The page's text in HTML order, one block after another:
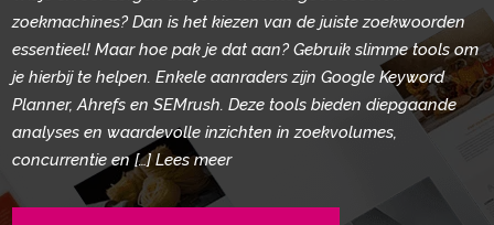
zoekmachines? Dan is het kiezen van de juiste zoekwoorden
essentieel! Maar hoe pak je dat aan? Gebruik slimme tools om
je hierbij te helpen.​ Enkele aanraders zijn Google Keyword
Planner, Ahrefs en SEMrush.​ Deze tools bieden diepgaande
analyses en waardevolle inzichten in zoekvolumes,
concurrentie en […] Lees meer